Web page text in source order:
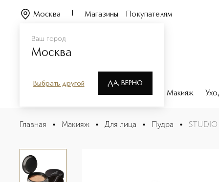
Ваш город
Москва
Выбрать другой ДА, ВЕРНО
Москва Магазины Покупателям
Парфюмерия Макияж
STUDIO FIX PRO SET + BLUR WEIGHTLESS LOOSE
Описание
Главная • Макияж • Для лица • Пудра • STUDIO